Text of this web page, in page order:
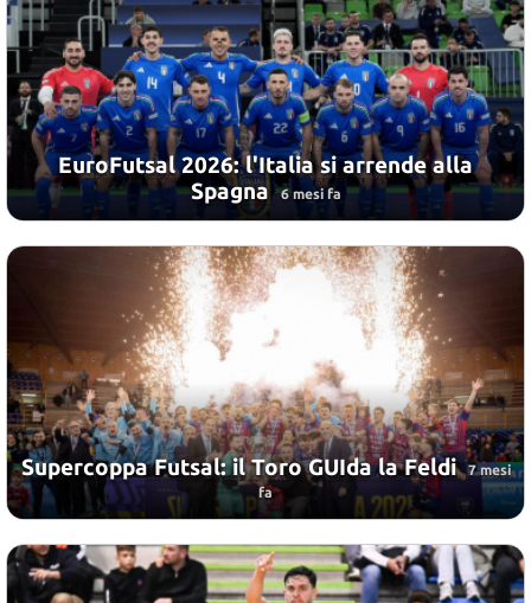
EuroFutsal 2026: l'Italia si arrende alla
Spagna
6 mesi fa
Supercoppa Futsal: il Toro GUIda la Feldi 7 mesi
fa